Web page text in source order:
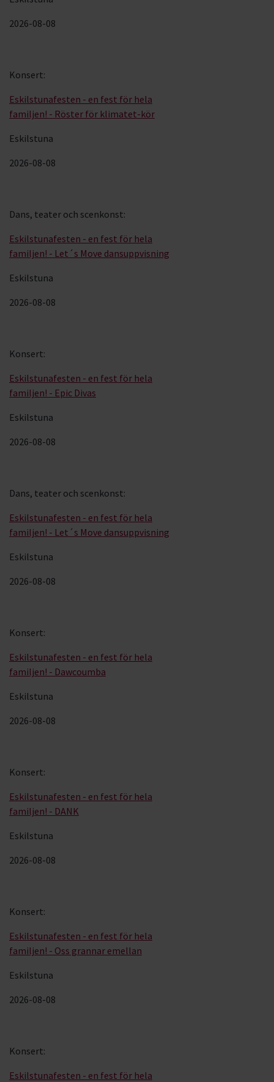
2026-08-08
Eskilstunafesten - en fest för hela
familjen! - Röster för klimatet-kör
Eskilstuna
2026-08-08
Konsert:
Eskilstunafesten - en fest för hela
familjen! - Let´s Move dansuppvisning
Eskilstuna
2026-08-08
Dans, teater och scenkonst:
Eskilstunafesten - en fest för hela
familjen! - Epic Divas
Eskilstuna
2026-08-08
Konsert:
Eskilstunafesten - en fest för hela
familjen! - Let´s Move dansuppvisning
Eskilstuna
2026-08-08
Dans, teater och scenkonst:
Eskilstunafesten - en fest för hela
familjen! - Dawcoumba
Eskilstuna
2026-08-08
Konsert:
Eskilstunafesten - en fest för hela
familjen! - DANK
Eskilstuna
2026-08-08
Konsert:
Eskilstunafesten - en fest för hela
familjen! - Oss grannar emellan
Eskilstuna
2026-08-08
Konsert:
Eskilstunafesten - en fest för hela
Konsert: